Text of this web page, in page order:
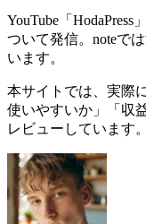
YouTube「
ついて発信。noteで
います。
本サイトでは、実際
使いやすいか」「収
レビューしています。